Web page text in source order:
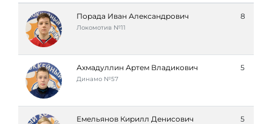
Порада Иван Александрович
Локомотив №11
8
Ахмадуллин Артем Владикович
Динамо №57
5
Емельянов Кирилл Денисович 5